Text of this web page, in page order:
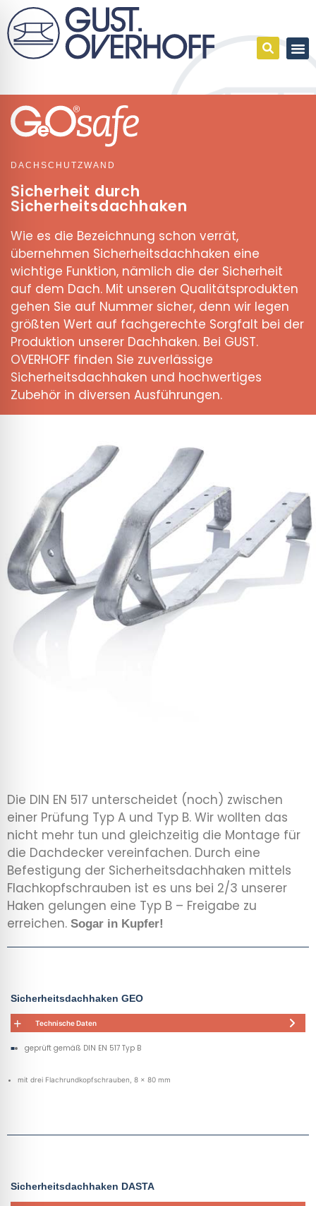
DACHSCHUTZWAND
Sicherheit durch
Sicherheitsdachhaken
Wie es die Bezeichnung schon verrät,
übernehmen Sicherheitsdachhaken eine
wichtige Funktion, nämlich die der Sicherheit
auf dem Dach. Mit unseren Qualitätsprodukten
gehen Sie auf Nummer sicher, denn wir legen
größten Wert auf fachgerechte Sorgfalt bei der
Produktion unserer Dachhaken. Bei GUST.
OVERHOFF finden Sie zuverlässige
Sicherheitsdachhaken und hochwertiges
Zubehör in diversen Ausführungen.
Die DIN EN 517 unterscheidet (noch) zwischen
einer Prüfung Typ A und Typ B. Wir wollten das
nicht mehr tun und gleichzeitig die Montage für
die Dachdecker vereinfachen. Durch eine
Befestigung der Sicherheitsdachhaken mittels
Flachkopfschrauben ist es uns bei 2/3 unserer
Haken gelungen eine Typ B – Freigabe zu
erreichen. Sogar in Kupfer!
Sicherheitsdachhaken GEO
Technische Daten
geprüft gemäß DIN EN 517 Typ B
mit drei Flachrundkopfschrauben, 8 x 80 mm
Sicherheitsdachhaken DASTA